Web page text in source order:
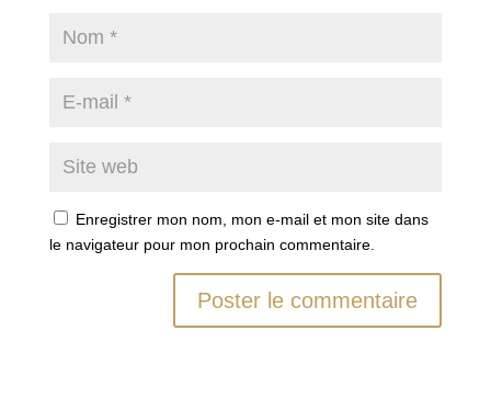
Enregistrer mon nom, mon e-mail et mon site dans
le navigateur pour mon prochain commentaire.